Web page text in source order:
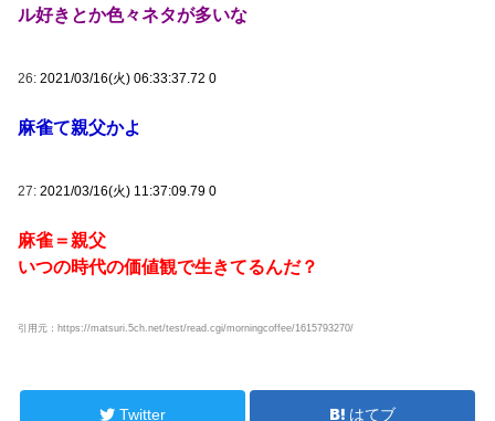
ル好きとか色々ネタが多いな
26: 2021/03/16(火) 06:33:37.72 0
麻雀て親父かよ
27: 2021/03/16(火) 11:37:09.79 0
麻雀＝親父
いつの時代の価値観で生きてるんだ？
引用元：https://matsuri.5ch.net/test/read.cgi/morningcoffee/1615793270/
Twitter はてブ